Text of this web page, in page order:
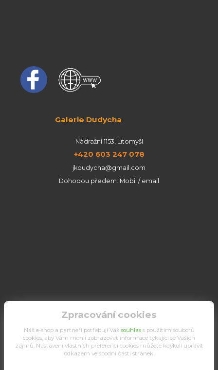
Galerie Dudycha
Nádražní 1153, Litomyšl
+420 603 247 078
jkdudycha@gmail.com
Dohodou předem: Mobil / email
Zpracování cookies
Náš e-shop a partneři potřebují Váš souhlass použitím souborů
cookies, aby Vám mohli zobrazovat informace týkající se Vašich
zájmů. Nastavení vlastních preferencí cookies můžete kdykoli upravit
odkazem ve spodní části stránek.